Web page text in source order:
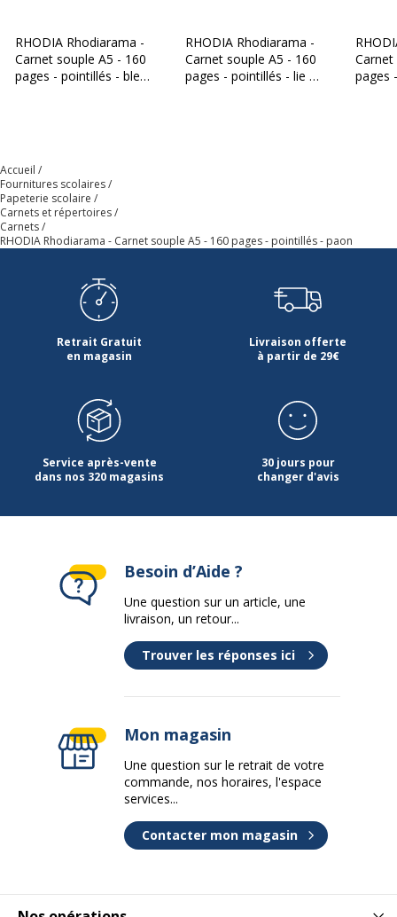
Nombre de pages
ou feuilles
80 Feuille(s)
Type de réglure
Type de réglure Pointillé
Caractéristiques générales
Caractéristiques générales
Catégorie de
couleur
extérieure
Couleur du
Bleu pétrole
Type de
fermeture
Fermeture élastique sur toute la
longueur
Caractéristiques environnementales
Caractéristiques environnementales
Certification PEFC Oui
Données d'identification
Données d'identification
Code barre maitre 3037921174425
RHODIA
RHODIA Rhodiarama -
Carnet souple A5 - 160
pages - pointillés - bleu
RHODIA Rhodiarama -
Carnet souple A5 - 160
pages - pointillés - lie de
pages
Accueil
Fournitures scolaires
Papeterie scolaire
Carnets et répertoires
Carnets
RHODIA Rhodiarama - Carnet souple A5 - 160 pages - pointillés - paon
Retrait Gratuit
en magasin
Livraison offerte
à partir de 29€
Service après-vente
dans nos 320 magasins
30 jours pour
changer d'avis
Besoin d’Aide ?
Une question sur un article, une
livraison, un retour...
Trouver les réponses ici
Mon magasin
Une question sur le retrait de votre
commande, nos horaires, l'espace
services...
Contacter mon magasin